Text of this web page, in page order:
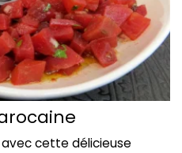
cette délicieuse